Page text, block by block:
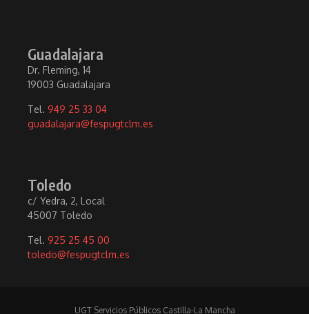
Guadalajara
Dr. Fleming, 14
19003 Guadalajara
Tel. 949 25 33 04
guadalajara@fespugtclm.es
Toledo
c/ Yedra, 2, Local
45007 Toledo
Tel. 925 25 45 00
toledo@fespugtclm.es
UGT Servicios Públicos Castilla-La Mancha